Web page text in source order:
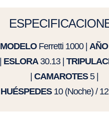
MODELOFerretti 1000 |AÑO
ESLORA30.13 |
CAMAROTES5 |
HUÉSPEDES 10 (Noche) /